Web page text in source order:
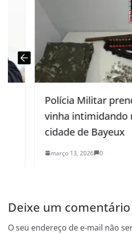
Polícia Militar prende
vinha intimidando
cidade de Bayeux
março 13, 2026 0
Deixe um comentário
O seu endereço de e-mail não